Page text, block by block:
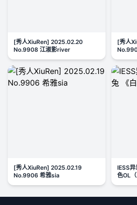
[秀人XiuRen] 2025.02.20
No.9908 江淑影river
[秀人
[秀人XiuRen] 2025.02.19
No.9906 希雅sia
IESS
色OL（